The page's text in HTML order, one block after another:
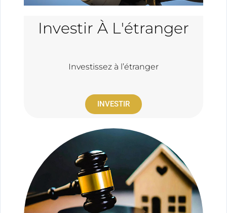
Investir À L'étranger
Investissez à l’étranger
INVESTIR